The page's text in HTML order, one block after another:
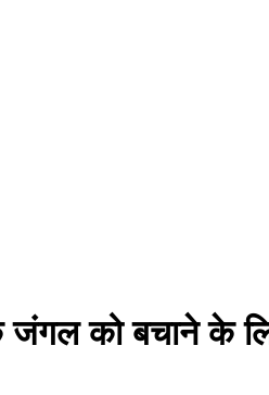
को बचाने के